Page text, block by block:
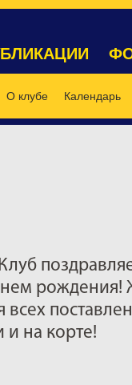
О клубе Календарь
и на корте!